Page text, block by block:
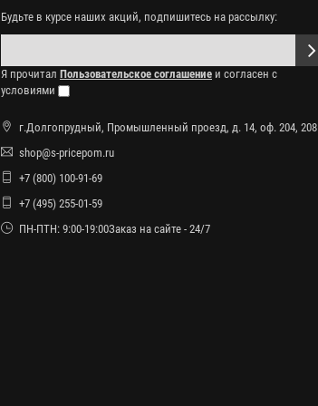
Будьте в курсе наших акций, подпишитесь на рассылку:
Я прочитал Пользовательское соглашение и согласен с
условиями
г.Долгопрудный, Промышленный проезд, д. 14, оф. 204, 208
shop@s-pricepom.ru
+7 (800) 100-91-69
+7 (495) 255-01-59
ПН-ПТН: 9:00-19:00Заказ на сайте - 24/7